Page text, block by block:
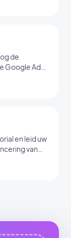
de
Google Ad
en leid uw
van